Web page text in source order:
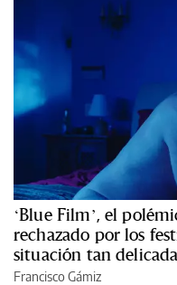
‘Blue Film’, el
rechazado por los
situación tan
Francisco Gámiz